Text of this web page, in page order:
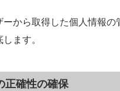
ーから取得した個人情報の
ます。
正確性の確保